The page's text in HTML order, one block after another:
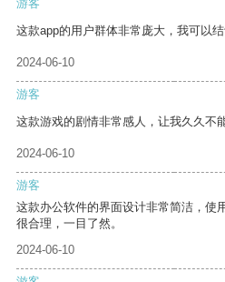
游客
这款app的用户群体非常庞大，我可以
2024-06-10
游客
这款游戏的剧情非常感人，让我久久不
2024-06-10
游客
这款办公软件的界面设计非常简洁，使
很合理，一目了然。
2024-06-10